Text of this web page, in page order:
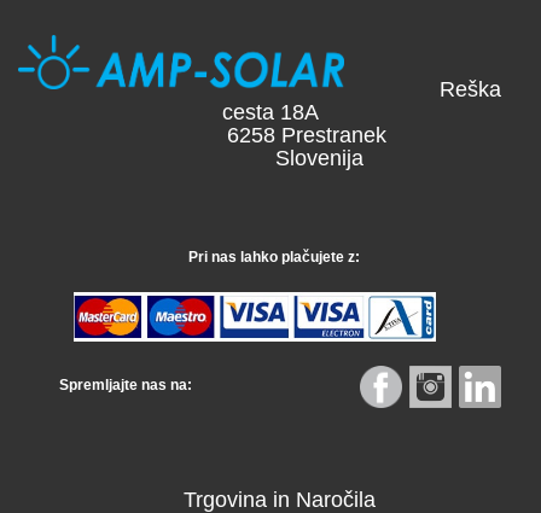
Reška
cesta 18A
6258 Prestranek
Slovenija
Pri nas lahko plačujete z:
Spremljajte nas na:
Trgovina in Naročila